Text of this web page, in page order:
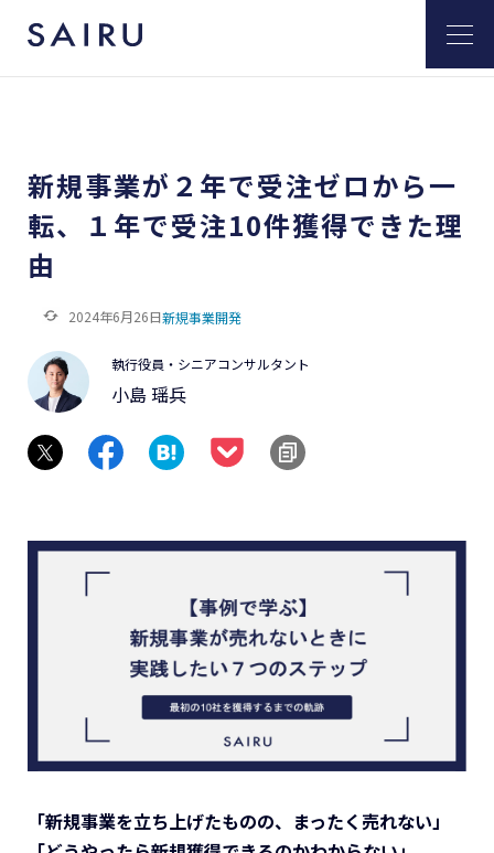
新規事業が２年で受注ゼロから一
転、１年で受注10件獲得できた理
由
2024年6月26日新規事業開発
執行役員・シニアコンサルタント
小島 瑶兵
「新規事業を立ち上げたものの、まったく売れない」